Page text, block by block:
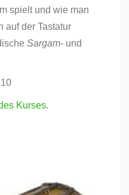
spielt und wie man
auf der Tastatur
Sargam- und
Kurses.